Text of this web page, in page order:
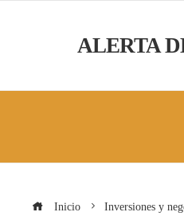
ALERTA
Inicio
Inversiones y